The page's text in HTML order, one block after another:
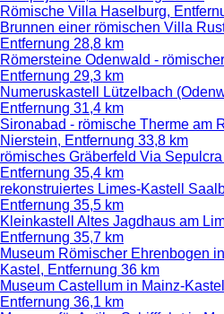
Römische Villa Haselburg,
Brunnen einer römischen Villa
Entfernung 28,8 km
Römersteine Odenwald -
Entfernung 29,3 km
Numeruskastell Lützelbach
Entfernung 31,4 km
Sironabad - römische Therme am
Nierstein, Entfernung 33,8 km
römisches Gräberfeld Via
Entfernung 35,4 km
rekonstruiertes Limes-Kastell
Entfernung 35,5 km
Kleinkastell Altes Jagdhaus am
Entfernung 35,7 km
Museum Römischer Ehrenbogen
Kastel, Entfernung 36 km
Museum Castellum in Mainz-
Entfernung 36,1 km